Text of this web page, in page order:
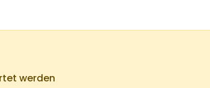
werden